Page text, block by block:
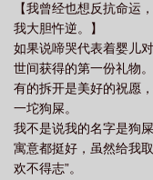
【我曾经也想反抗命运
我大胆忤逆。】
如果说啼哭代表着婴儿
世间获得的第一份礼物。
有的拆开是美好的祝愿
一坨狗屎。
我不是说我的名字是狗
寓意都挺好，虽然给我
欢不得志”。